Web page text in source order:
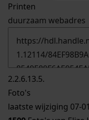
Printen
duurzaam webadres
2.2.6.13.5.
Foto's
laatste wijziging 07-